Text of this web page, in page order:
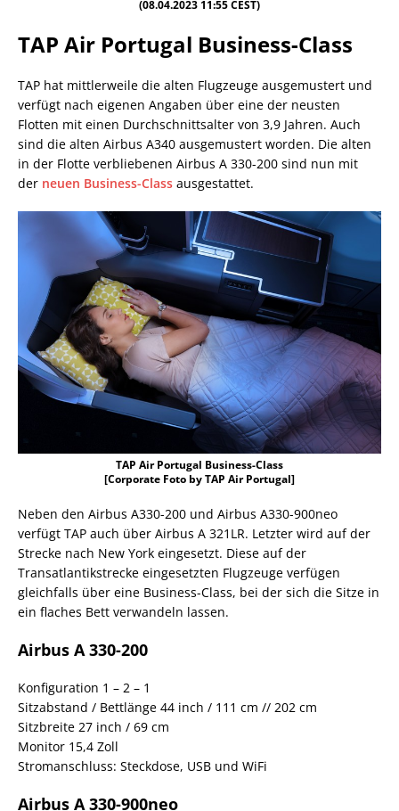
(08.04.2023 11:55 CEST)
TAP Air Portugal Business-Class
TAP hat mittlerweile die alten Flugzeuge ausgemustert und
verfügt nach eigenen Angaben über eine der neusten
Flotten mit einen Durchschnittsalter von 3,9 Jahren. Auch
sind die alten Airbus A340 ausgemustert worden. Die alten
in der Flotte verbliebenen Airbus A 330-200 sind nun mit
der neuen Business-Class ausgestattet.
TAP Air Portugal Business-Class
[Corporate Foto by TAP Air Portugal]
Neben den Airbus A330-200 und Airbus A330-900neo
verfügt TAP auch über Airbus A 321LR. Letzter wird auf der
Strecke nach New York eingesetzt. Diese auf der
Transatlantikstrecke eingesetzten Flugzeuge verfügen
gleichfalls über eine Business-Class, bei der sich die Sitze in
ein flaches Bett verwandeln lassen.
Airbus A 330-200
Konfiguration 1 – 2 – 1
Sitzabstand / Bettlänge 44 inch / 111 cm // 202 cm
Sitzbreite 27 inch / 69 cm
Monitor 15,4 Zoll
Stromanschluss: Steckdose, USB und WiFi
Airbus A 330-900neo